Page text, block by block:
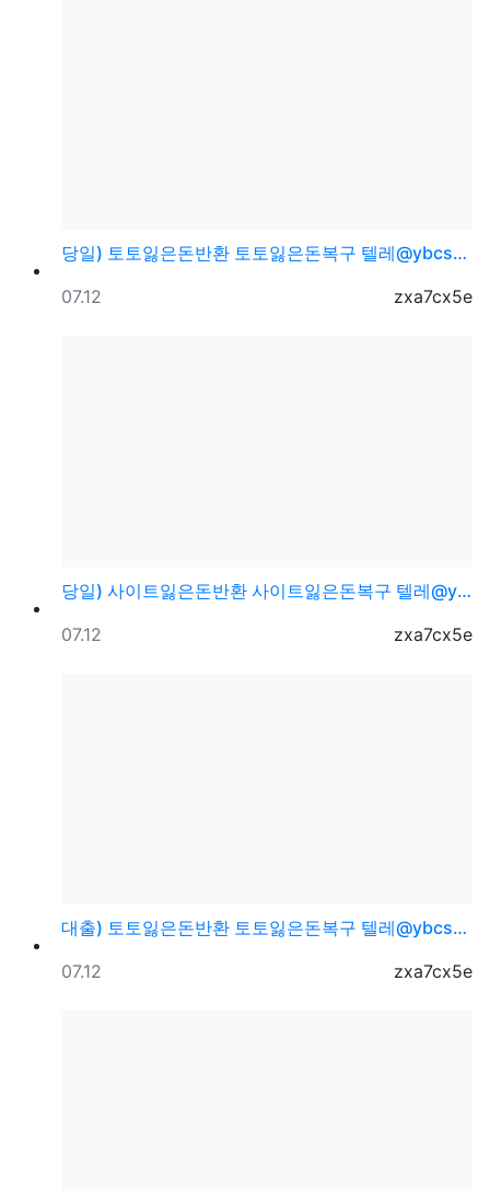
당일) 토토잃은돈반환 토토잃은돈복구 텔레@ybcs24
등록자
zxa7cx5e
등록일
07.12
당일) 사이트잃은돈반환 사이트잃은돈복구 텔레@ybcs2…
등록자
zxa7cx5e
등록일
07.12
대출) 토토잃은돈반환 토토잃은돈복구 텔레@ybcs24
등록자
zxa7cx5e
등록일
07.12